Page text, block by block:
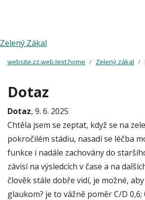
Zelený Zákal
website.zz.web.text.home Zelený zákal
Dotaz
Dotaz, 9. 6. 2025
Chtěla jsem se zeptat, když se na
pokročilém stádiu, nasadí se léčba
funkce i nadále zachovány do
závisí na výsledcích v čase a na
člověk stále dobře vidí, je možné,
glaukom? je to vážně poměr C/D 0,6;